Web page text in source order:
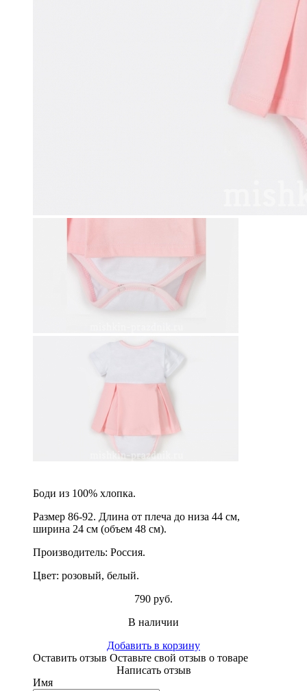
Боди из 100% хлопка.
Размер 86-92. Длина от плеча до низа 44 см,
ширина 24 см (объем 48 см).
Производитель: Россия.
Цвет: розовый, белый.
790 руб.
В наличии
Добавить в корзину
Оставить отзыв Оставьте свой отзыв о товаре
Написать отзыв
Имя